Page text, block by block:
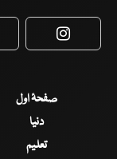
صفحۂ اول
دنیا
تعلیم